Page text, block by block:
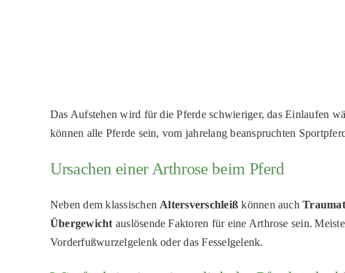
Das Aufstehen wird für die Pferde schwieriger, das Einlaufen
können alle Pferde sein, vom jahrelang beanspruchten
Ursachen einer Arthrose beim Pferd
Neben dem klassischen Altersverschleiß können auch
Übergewicht auslösende Faktoren für eine Arthrose sein.
Vorderfußwurzelgelenk oder das Fesselgelenk.